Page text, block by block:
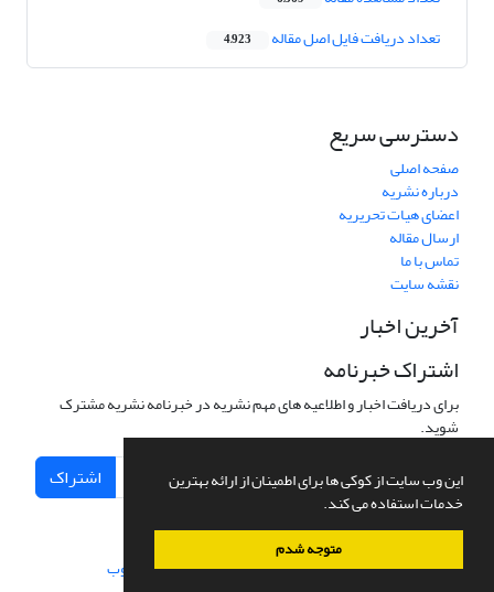
این وب سایت از کوکی ها برای اطمینان از ارائه بهترین
خدمات استفاده می کند.
متوجه شدم
تعداد دریافت فایل اصل مقاله 4,923
دسترسی سریع
صفحه اصلی
درباره نشریه
اعضای هیات تحریریه
ارسال مقاله
تماس با ما
نقشه سایت
آخرین اخبار
اشتراک خبرنامه
برای دریافت اخبار و اطلاعیه های مهم نشریه در خبرنامه نشریه مشترک
شوید.
اشتراک
سامانه مدیریت نشریات علمی.طراحی و پیاده سازی از سیناوب